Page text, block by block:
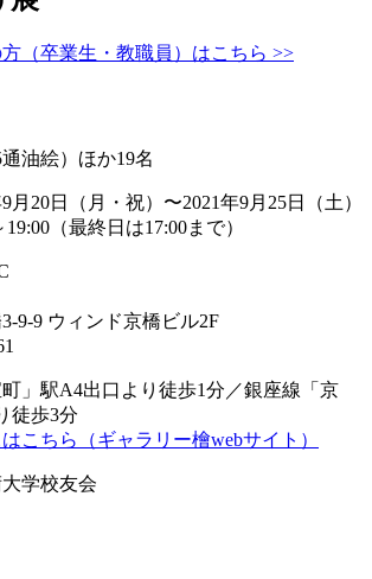
（卒業生・教職員）はこちら >>
油絵）ほか19名
月20日（月・祝）〜2021年9月25日（土）
（最終日は17:00まで）
9-9 ウィンド京橋ビル2F
」駅A4出口より徒歩1分／銀座線「京
徒歩3分
こちら（ギャラリー檜webサイト）
学校友会